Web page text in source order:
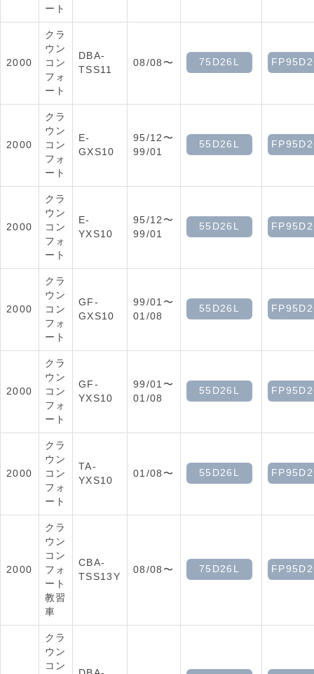
ート
2000
クラ
ウン
コン
フォ
ート
DBA-
TSS11
08/08〜 75D26L
2000
クラ
ウン
コン
フォ
ート
E-
GXS10
95/12〜
99/01
55D26L
2000
クラ
ウン
コン
フォ
ート
E-
YXS10
95/12〜
99/01
55D26L
2000
クラ
ウン
コン
フォ
ート
GF-
GXS10
99/01〜
01/08
55D26L
2000
クラ
ウン
コン
フォ
ート
GF-
YXS10
99/01〜
01/08
55D26L
2000
クラ
ウン
コン
フォ
ート
TA-
YXS10
01/08〜 55D26L
2000
クラ
ウン
コン
フォ
ート
教習
車
CBA-
TSS13Y
08/08〜 75D26L
クラ
ウン
コン